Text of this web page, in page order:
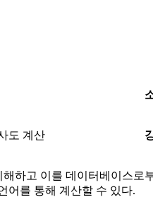
도 계산
하고 이를 데이터베이스로
어를 통해 계산할 수 있다.